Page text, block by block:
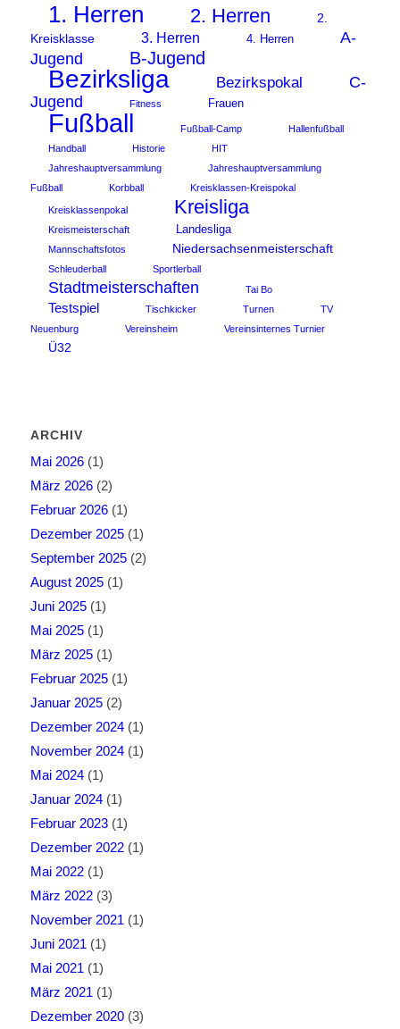
1. Herren 2. Herren
2.
Kreisklasse
3. Herren 4. Herren
A-
Jugend
B-Jugend
Bezirksliga Bezirkspokal
C-
Jugend
Fitness Frauen
Fußball Fußball-Camp
Hallenfußball
Handball
Historie
HIT
Jahreshauptversammlung
Jahreshauptversammlung
Fußball
Korbball Kreisklassen-Kreispokal
Kreisklassenpokal Kreisliga
Kreismeisterschaft Landesliga
Mannschaftsfotos Niedersachsenmeisterschaft
Schleuderball Sportlerball
Stadtmeisterschaften Tai Bo
Testspiel Tischkicker Turnen
TV
Neuenburg
Vereinsheim Vereinsinternes Turnier
Ü32
ARCHIV
Mai 2026(1)
März 2026(2)
Februar 2026(1)
Dezember 2025(1)
September 2025(2)
August 2025(1)
Juni 2025(1)
Mai 2025(1)
März 2025(1)
Februar 2025(1)
Januar 2025(2)
Dezember 2024(1)
November 2024(1)
Mai 2024(1)
Januar 2024(1)
Februar 2023(1)
Dezember 2022(1)
Mai 2022(1)
März 2022(3)
November 2021 (1)
Juni 2021 (1)
Mai 2021 (1)
März 2021 (1)
Dezember 2020(3)